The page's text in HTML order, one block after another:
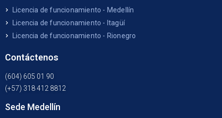
Licencia de funcionamiento - Medellín
Licencia de funcionamiento - Itagüí
Licencia de funcionamiento - Rionegro
Contáctenos
(604) 605 01 90
(+57) 318 412 8812
Sede Medellín